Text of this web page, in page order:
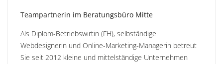
Teampartnerin im Beratungsbüro Mitte
Als Diplom-Betriebswirtin (FH), selbständige
Webdesignerin und Online-Marketing-Managerin betreut
Sie seit 2012 kleine und mittelständige Unternehmen